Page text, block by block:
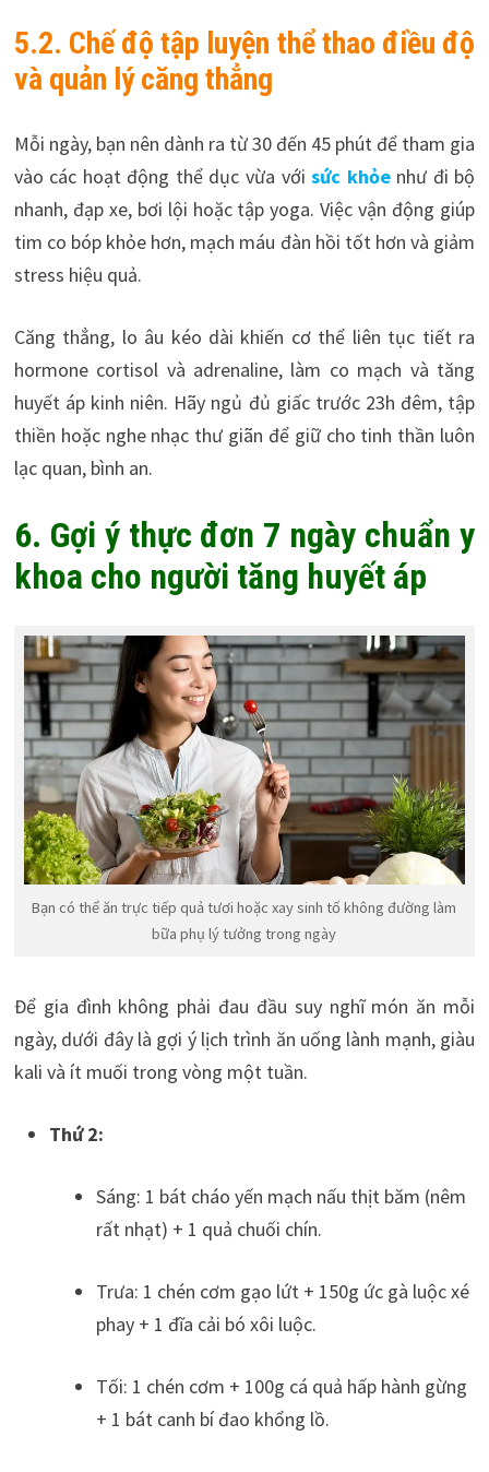
5.2. Chế độ tập luyện thể thao điều độ
và quản lý căng thẳng
Mỗi ngày, bạn nên dành ra từ 30 đến 45 phút để tham gia
vào các hoạt động thể dục vừa vớisức khỏenhư đi bộ
nhanh, đạp xe, bơi lội hoặc tập yoga. Việc vận động giúp
tim co bóp khỏe hơn, mạch máu đàn hồi tốt hơn và giảm
stress hiệu quả.
Căng thẳng, lo âu kéo dài khiến cơ thể liên tục tiết ra
hormone cortisol và adrenaline, làm co mạch và tăng
huyết áp kinh niên. Hãy ngủ đủ giấc trước 23h đêm, tập
thiền hoặc nghe nhạc thư giãn để giữ cho tinh thần luôn
lạc quan, bình an.
6. Gợi ý thực đơn 7 ngày chuẩn y
khoa cho người tăng huyết áp
Bạn có thể ăn trực tiếp quả tươi hoặc xay sinh tố không đường làm
bữa phụ lý tưởng trong ngày
Để gia đình không phải đau đầu suy nghĩ món ăn mỗi
ngày, dưới đây là gợi ý lịch trình ăn uống lành mạnh, giàu
kali và ít muối trong vòng một tuần.
Thứ 2:
Sáng: 1 bát cháo yến mạch nấu thịt băm (nêm
rất nhạt) + 1 quả chuối chín.
Trưa: 1 chén cơm gạo lứt + 150g ức gà luộc xé
phay + 1 đĩa cải bó xôi luộc.
Tối: 1 chén cơm + 100g cá quả hấp hành gừng
+ 1 bát canh bí đao khổng lồ.